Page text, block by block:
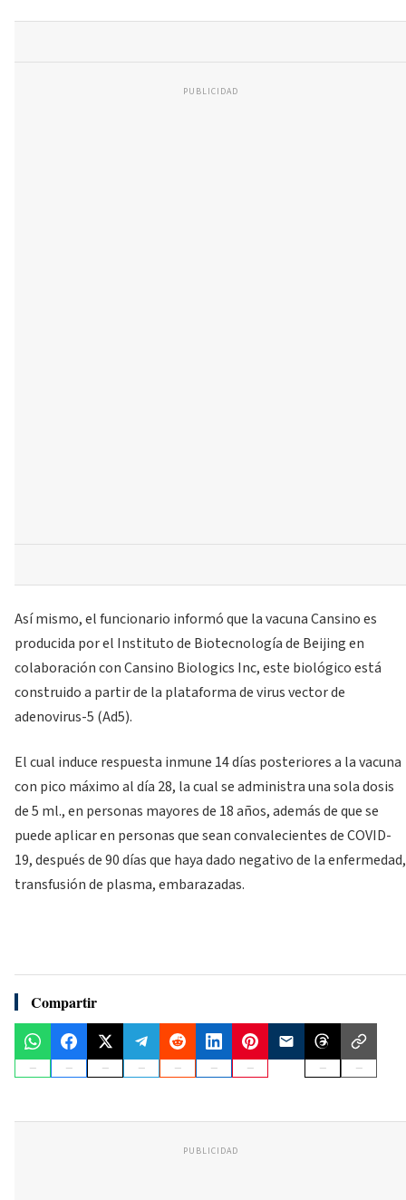
PUBLICIDAD
Así mismo, el funcionario informó que la vacuna Cansino es
producida por el Instituto de Biotecnología de Beijing en
colaboración con Cansino Biologics Inc, este biológico está
construido a partir de la plataforma de virus vector de
adenovirus-5 (Ad5).
El cual induce respuesta inmune 14 días posteriores a la vacuna
con pico máximo al día 28, la cual se administra una sola dosis
de 5 ml., en personas mayores de 18 años, además de que se
puede aplicar en personas que sean convalecientes de COVID-
19, después de 90 días que haya dado negativo de la enfermedad,
transfusión de plasma, embarazadas.
Compartir
PUBLICIDAD